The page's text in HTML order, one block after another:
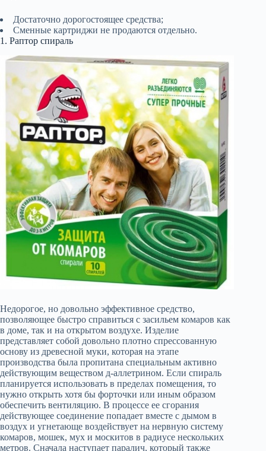
Достаточно дорогостоящее средства;
Сменные картриджи не продаются отдельно.
1. Раптор спираль
Недорогое, но довольно эффективное средство,
позволяющее быстро справиться с засильем комаров как
в доме, так и на открытом воздухе. Изделие
представляет собой довольно плотно спрессованную
основу из древесной муки, которая на этапе
производства была пропитана специальным активно
действующим веществом д-аллетрином. Если спираль
планируется использовать в пределах помещения, то
нужно открыть хотя бы форточки или иным образом
обеспечить вентиляцию. В процессе ее сгорания
действующее соединение попадает вместе с дымом в
воздух и угнетающе воздействует на нервную систему
комаров, мошек, мух и москитов в радиусе нескольких
метров. Сначала наступает паралич, который также